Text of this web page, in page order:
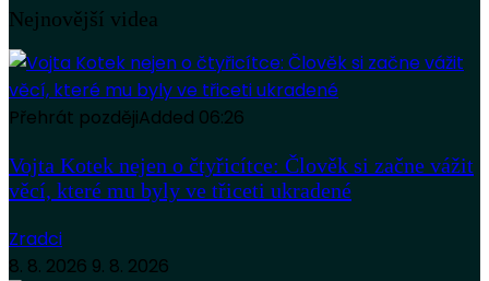
Nejnovější videa
Přehrát pozdějiAdded 06:26
Vojta Kotek nejen o čtyřicítce: Člověk si začne vážit
věcí, které mu byly ve třiceti ukradené
Zradci
8. 8. 2026 9. 8. 2026